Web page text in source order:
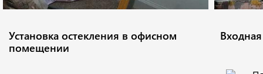
Установка остекления в офисном
помещении